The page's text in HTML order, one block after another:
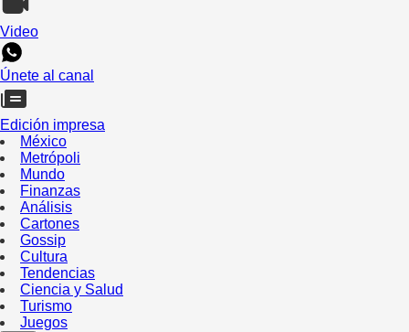
Video
Únete al canal
Edición impresa
México
Metrópoli
Mundo
Finanzas
Análisis
Cartones
Gossip
Cultura
Tendencias
Ciencia y Salud
Turismo
Juegos